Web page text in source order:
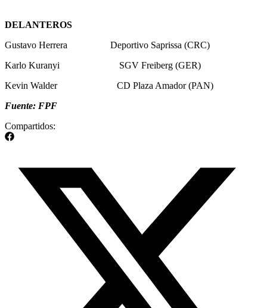
DELANTEROS
Gustavo Herrera Deportivo Saprissa (CRC)
Karlo Kuranyi SGV Freiberg (GER)
Kevin Walder CD Plaza Amador (PAN)
Fuente: FPF
Compartidos: